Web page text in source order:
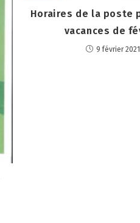
Horaires de la poste
vacances de
9 février 2021